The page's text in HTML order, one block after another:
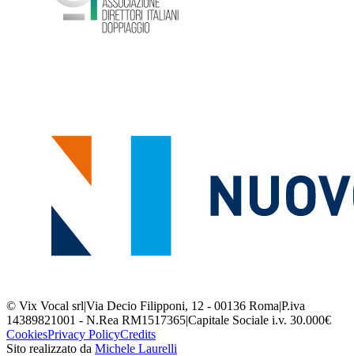
© Vix Vocal srl|Via Decio Filipponi, 12 - 00136 Roma|P.iva
14389821001 - N.Rea RM1517365|Capitale Sociale i.v. 30.000€
CookiesPrivacy PolicyCredits
Sito realizzato da Michele Laurelli